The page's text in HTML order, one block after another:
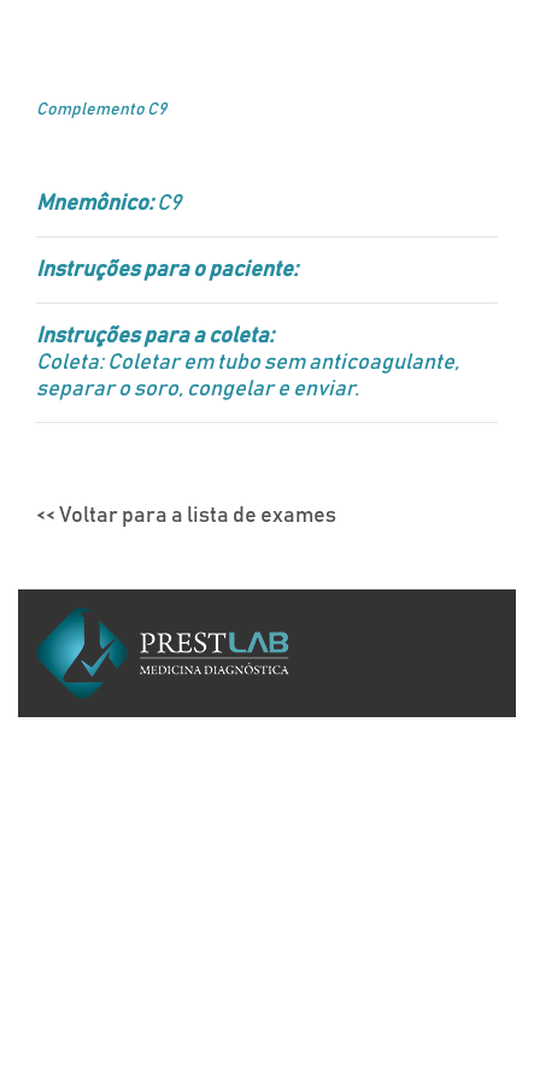
Complemento C9
Mnemônico:C9
Instruções para o paciente:
Instruções para a coleta:
Coleta: Coletar em tubo sem anticoagulante,
separar o soro, congelar e enviar.
<< Voltar para a lista de exames